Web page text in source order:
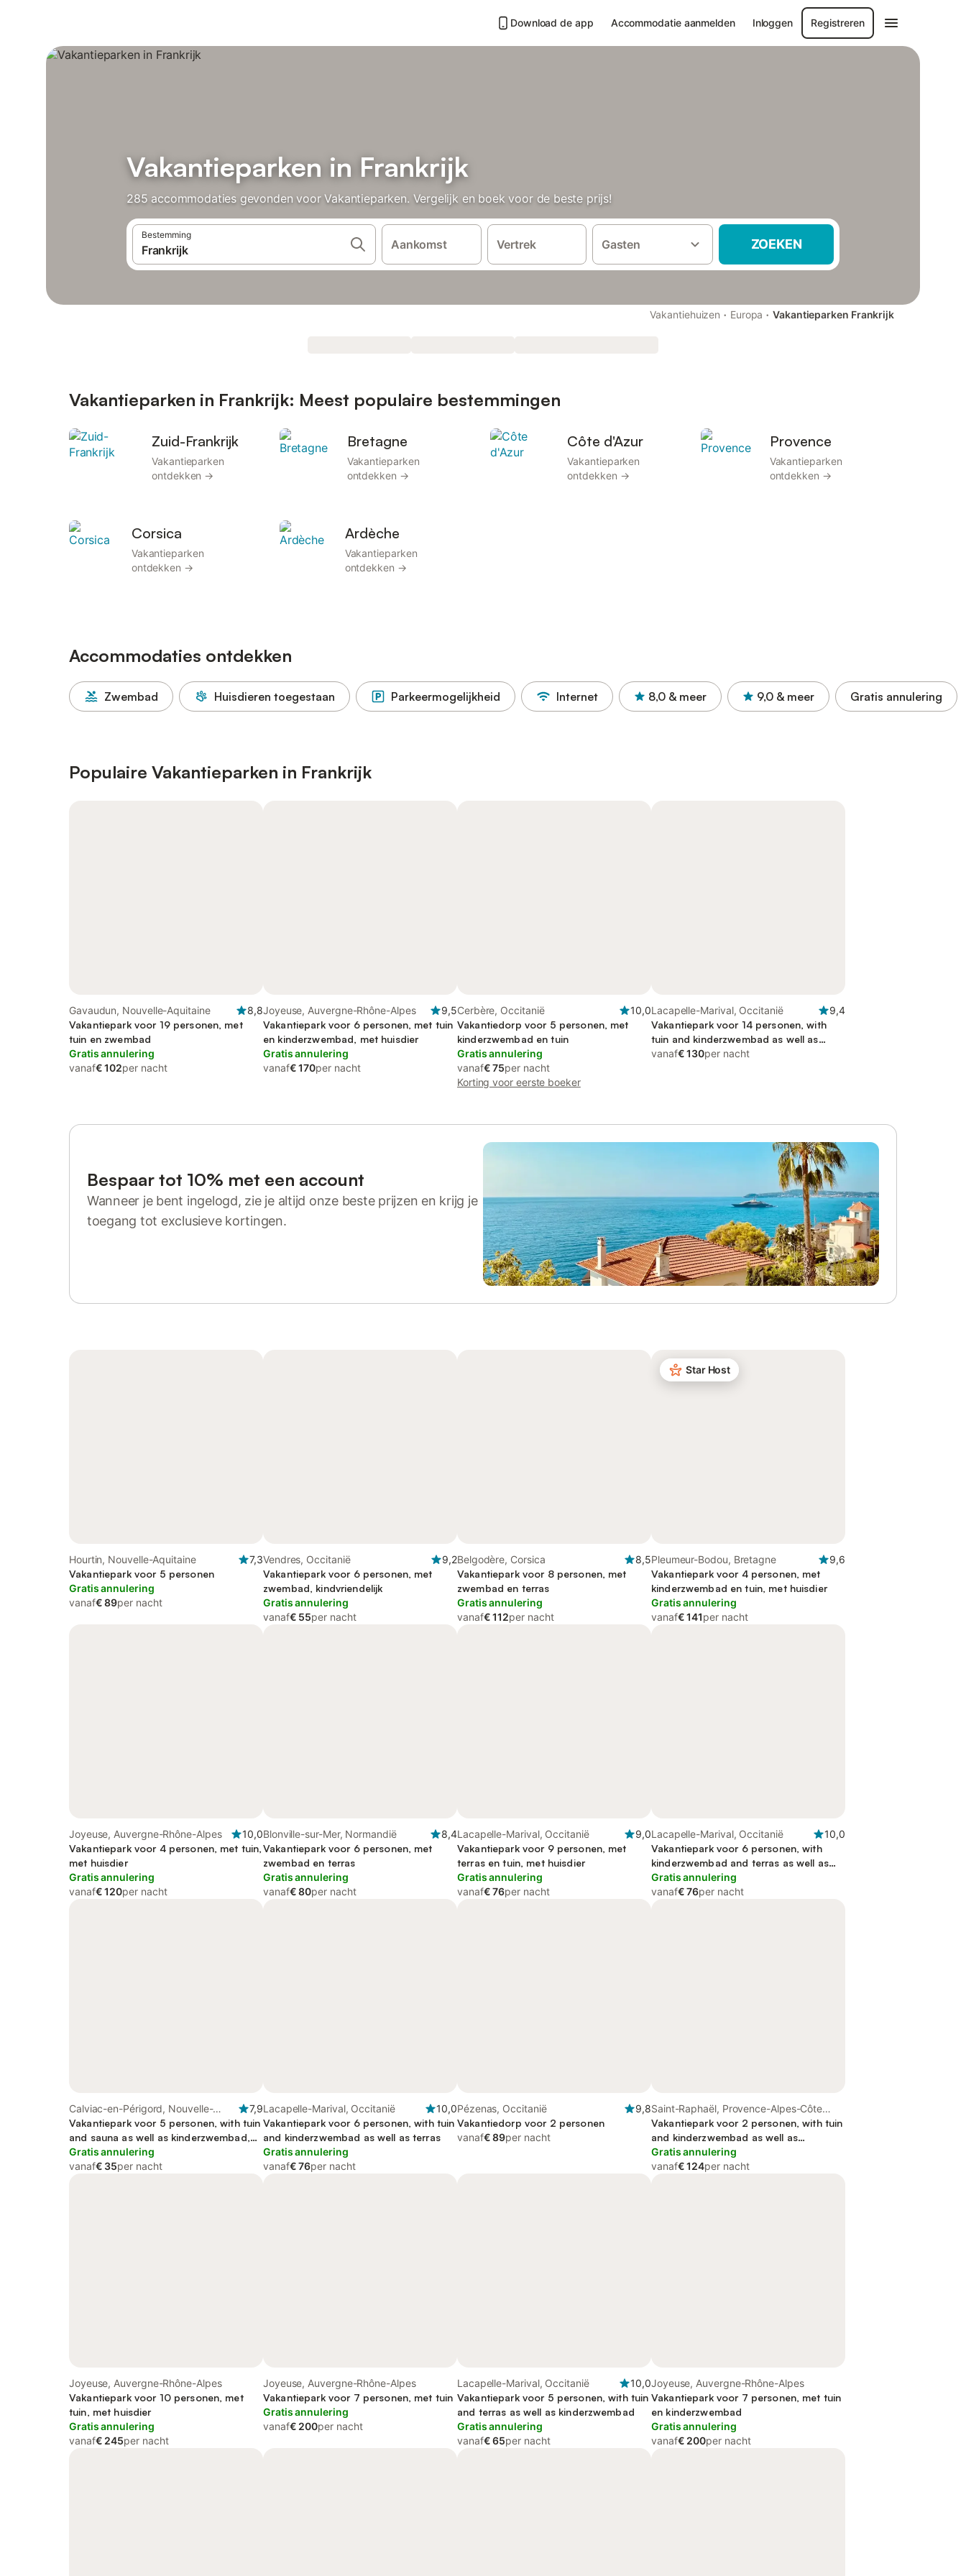
Download de app Accommodatie aanmelden Inloggen Registreren
Vakantieparken in Frankrijk
285 accommodaties gevonden voor Vakantieparken. Vergelijk en boek voor de beste prijs!
Bestemming
Aankomst Vertrek Gasten ZOEKEN
Vakantiehuizen · Europa · Vakantieparken Frankrijk
Vakantieparken in Frankrijk: Meest populaire bestemmingen
Zuid-Frankrijk
Vakantieparken
ontdekken →
Bretagne
Vakantieparken
ontdekken →
Côte d'Azur
Vakantieparken
ontdekken →
Provence
Vakantieparken
ontdekken →
Corsica
Vakantieparken
ontdekken →
Ardèche
Vakantieparken
ontdekken →
Accommodaties ontdekken
Zwembad Huisdieren toegestaan Parkeermogelijkheid Internet 8,0 & meer 9,0 & meer Gratis annulering
Populaire Vakantieparken in Frankrijk
Gavaudun, Nouvelle-Aquitaine
8,8
Vakantiepark voor 19 personen, met
tuin en zwembad
Gratis annulering
vanaf€ 102per nacht
Joyeuse, Auvergne-Rhône-Alpes
9,5
Vakantiepark voor 6 personen, met tuin
en kinderzwembad, met huisdier
Gratis annulering
vanaf€ 170per nacht
Cerbère, Occitanië
10,0
Vakantiedorp voor 5 personen, met
kinderzwembad en tuin
Gratis annulering
vanaf€ 75per nacht
Korting voor eerste boeker
Lacapelle-Marival, Occitanië
9,4
Vakantiepark voor 14 personen, with
tuin and kinderzwembad as well as
terras
vanaf€ 130per nacht
Bespaar tot 10% met een account
Wanneer je bent ingelogd, zie je altijd onze beste prijzen en krijg je
toegang tot exclusieve kortingen.
Hourtin, Nouvelle-Aquitaine
7,3
Vakantiepark voor 5 personen
Gratis annulering
vanaf€ 89per nacht
Vendres, Occitanië
9,2
Vakantiepark voor 6 personen, met
zwembad, kindvriendelijk
Gratis annulering
vanaf€ 55per nacht
Belgodère, Corsica
8,5
Vakantiepark voor 8 personen, met
zwembad en terras
Gratis annulering
vanaf€ 112per nacht
Star Host
Pleumeur-Bodou, Bretagne
9,6
Vakantiepark voor 4 personen, met
kinderzwembad en tuin, met huisdier
Gratis annulering
vanaf€ 141per nacht
Joyeuse, Auvergne-Rhône-Alpes
10,0
Vakantiepark voor 4 personen, met tuin,
met huisdier
Gratis annulering
vanaf€ 120per nacht
Blonville-sur-Mer, Normandië
8,4
Vakantiepark voor 6 personen, met
zwembad en terras
Gratis annulering
vanaf€ 80per nacht
Lacapelle-Marival, Occitanië
9,0
Vakantiepark voor 9 personen, met
terras en tuin, met huisdier
Gratis annulering
vanaf€ 76per nacht
Lacapelle-Marival, Occitanië
10,0
Vakantiepark voor 6 personen, with
kinderzwembad and terras as well as
tuin, met huisdier
Gratis annulering
vanaf€ 76per nacht
Calviac-en-Périgord, Nouvelle-
Aquitaine
7,9
Vakantiepark voor 5 personen, with tuin
and sauna as well as kinderzwembad,
met huisdier
Gratis annulering
vanaf€ 35per nacht
Lacapelle-Marival, Occitanië
10,0
Vakantiepark voor 6 personen, with tuin
and kinderzwembad as well as terras
Gratis annulering
vanaf€ 76per nacht
Pézenas, Occitanië
9,8
Vakantiedorp voor 2 personen
vanaf€ 89per nacht
Saint-Raphaël, Provence-Alpes-Côte
d'Azur
Vakantiepark voor 2 personen, with tuin
and kinderzwembad as well as
zwembad, met huisdier
Gratis annulering
vanaf€ 124per nacht
Joyeuse, Auvergne-Rhône-Alpes
Vakantiepark voor 10 personen, met
tuin, met huisdier
Gratis annulering
vanaf€ 245per nacht
Joyeuse, Auvergne-Rhône-Alpes
Vakantiepark voor 7 personen, met tuin
Gratis annulering
vanaf€ 200per nacht
Lacapelle-Marival, Occitanië
10,0
Vakantiepark voor 5 personen, with tuin
and terras as well as kinderzwembad
Gratis annulering
vanaf€ 65per nacht
Joyeuse, Auvergne-Rhône-Alpes
Vakantiepark voor 7 personen, met tuin
en kinderzwembad
Gratis annulering
vanaf€ 200per nacht